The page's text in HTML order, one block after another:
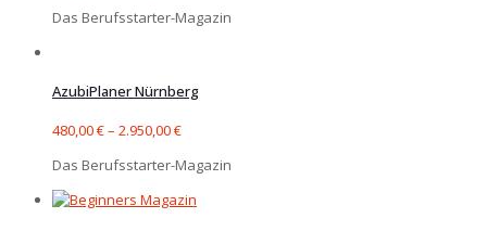
Das Berufsstarter-Magazin
AzubiPlaner Nürnberg
480,00€– 2.950,00€
Das Berufsstarter-Magazin